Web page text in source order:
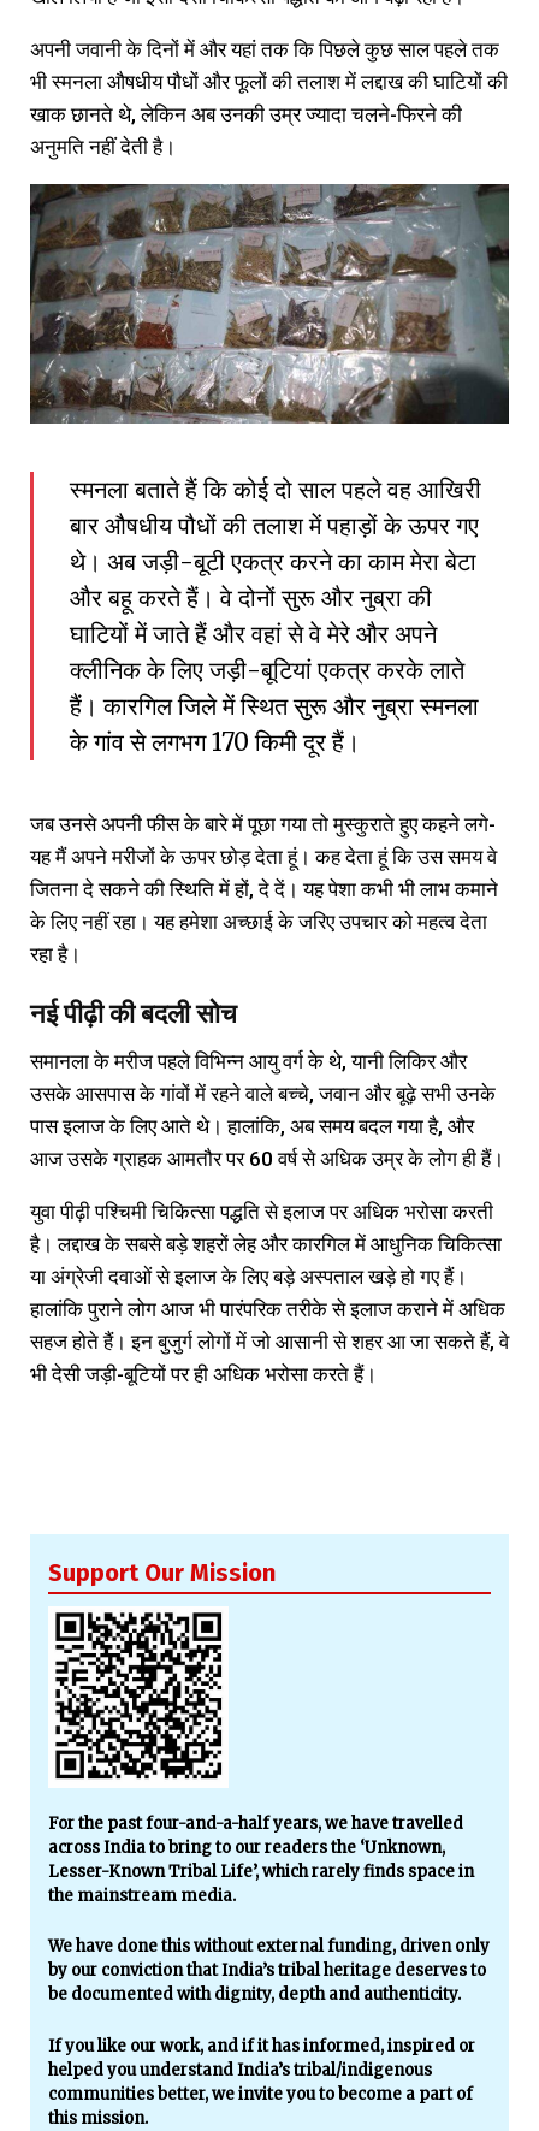
अपनी जवानी के दिनों में और यहां तक कि पिछले कुछ साल पहले तक
भी स्मनला औषधीय पौधों और फूलों की तलाश में लद्दाख की घाटियों की
खाक छानते थे, लेकिन अब उनकी उम्र ज्यादा चलने-फिरने की
अनुमति नहीं देती है।
स्मनला बताते हैं कि कोई दो साल पहले वह आखिरी
बार औषधीय पौधों की तलाश में पहाड़ों के ऊपर गए
थे। अब जड़ी-बूटी एकत्र करने का काम मेरा बेटा
और बहू करते हैं। वे दोनों सुरू और नुब्रा की
घाटियों में जाते हैं और वहां से वे मेरे और अपने
क्लीनिक के लिए जड़ी-बूटियां एकत्र करके लाते
हैं। कारगिल जिले में स्थित सुरू और नुब्रा स्मनला
के गांव से लगभग 170 किमी दूर हैं।
जब उनसे अपनी फीस के बारे में पूछा गया तो मुस्कुराते हुए कहने लगे-
यह मैं अपने मरीजों के ऊपर छोड़ देता हूं। कह देता हूं कि उस समय वे
जितना दे सकने की स्थिति में हों, दे दें। यह पेशा कभी भी लाभ कमाने
के लिए नहीं रहा। यह हमेशा अच्छाई के जरिए उपचार को महत्व देता
रहा है।
नई पीढ़ी की बदली सोच
समानला के मरीज पहले विभिन्न आयु वर्ग के थे, यानी लिकिर और
उसके आसपास के गांवों में रहने वाले बच्चे, जवान और बूढ़े सभी उनके
पास इलाज के लिए आते थे। हालांकि, अब समय बदल गया है, और
आज उसके ग्राहक आमतौर पर 60 वर्ष से अधिक उम्र के लोग ही हैं।
युवा पीढ़ी पश्चिमी चिकित्सा पद्धति से इलाज पर अधिक भरोसा करती
है। लद्दाख के सबसे बड़े शहरों लेह और कारगिल में आधुनिक चिकित्सा
या अंग्रेजी दवाओं से इलाज के लिए बड़े अस्पताल खड़े हो गए हैं।
हालांकि पुराने लोग आज भी पारंपरिक तरीके से इलाज कराने में अधिक
सहज होते हैं। इन बुजुर्ग लोगों में जो आसानी से शहर आ जा सकते हैं, वे
भी देसी जड़ी-बूटियों पर ही अधिक भरोसा करते हैं।
Support Our Mission
For the past four-and-a-half years, we have travelled
across India to bring to our readers the ‘Unknown,
Lesser-Known Tribal Life’, which rarely finds space in
the mainstream media.
We have done this without external funding, driven only
by our conviction that India’s tribal heritage deserves to
be documented with dignity, depth and authenticity.
If you like our work, and if it has informed, inspired or
helped you understand India’s tribal/indigenous
communities better, we invite you to become a part of
this mission.